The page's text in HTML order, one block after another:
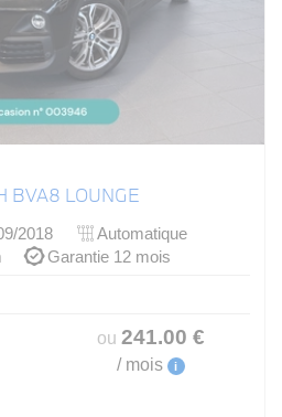
BVA8 LOUNGE
2018
Automatique
Garantie 12 mois
ou 241.00 €
/ mois i